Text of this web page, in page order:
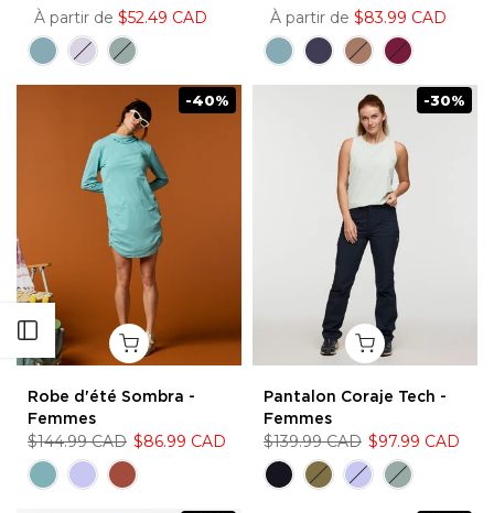
Ouvrir la barre latérale
À partir de $52.49 CAD
À partir de $83.99 CAD
-40%
Robe d'été Sombra -
Femmes
$144.99 CAD $86.99 CAD
-30%
Pantalon Coraje Tech -
Femmes
$139.99 CAD $97.99 CAD